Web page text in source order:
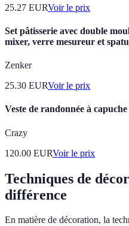
25.27 EURVoir le prix
Set pâtisserie avec double
mixer, verre mesureur et
Zenker
25.30 EURVoir le prix
Veste de randonnée à
Crazy
120.00 EURVoir le prix
Techniques de
différence
En matière de décoration, la